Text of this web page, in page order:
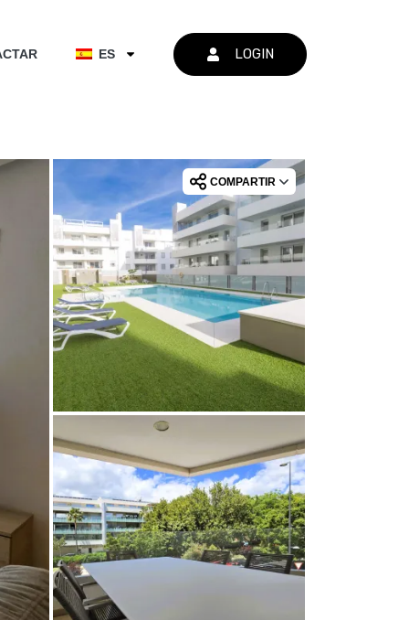
ES LOGIN
COMPARTIR